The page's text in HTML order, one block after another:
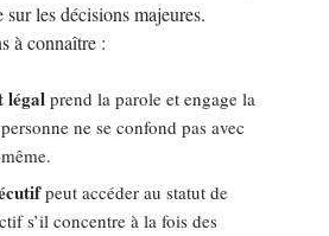
les décisions majeures.
à connaître :
légal prend la parole et engage la
ne se confond pas avec
peut accéder au statut de
s’il concentre à la fois des